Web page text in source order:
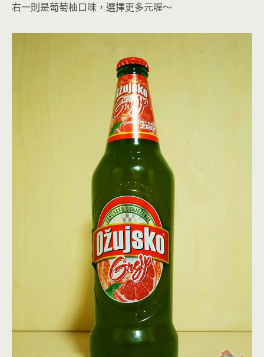
右一則是葡萄柚口味，選擇更多元喔～